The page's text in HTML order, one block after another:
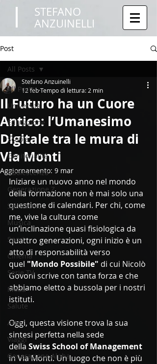
STEFANO
ANZUINELLI
Post
All Posts
Università
Educazione
Scuola
Genitorialità
Adolescenza
Generazione Z
Spettacolo
Musica
Sport
Cinema
Serie TV
Moda
Salute
Arte
Viaggi
Generazione Alpha
All Posts
Il Futuro ha un Cuore
Antico: l’Umanesimo
Digitale tra le mura di
Via Monti
Stefano Anzuinelli
12 febTempo di lettura: 2 min
Aggiornamento: 9 mar
Iniziare un nuovo anno nel mondo
della formazione non è mai solo una
questione di calendari. Per chi, come
me, vive la cultura come
un’inclinazione quasi fisiologica da
quattro generazioni, ogni inizio è un
atto di responsabilità verso
quel "Mondo Possibile" di cui Nicolò
Govoni scrive con tanta forza e che
abbiamo eletto a bussola per i nostri
istituti.
Oggi, questa visione trova la sua
sintesi perfetta nella sede
della Swiss School of Management
in Via Monti. Un luogo che non è più